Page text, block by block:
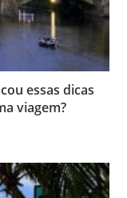
essas dicas
viagem?